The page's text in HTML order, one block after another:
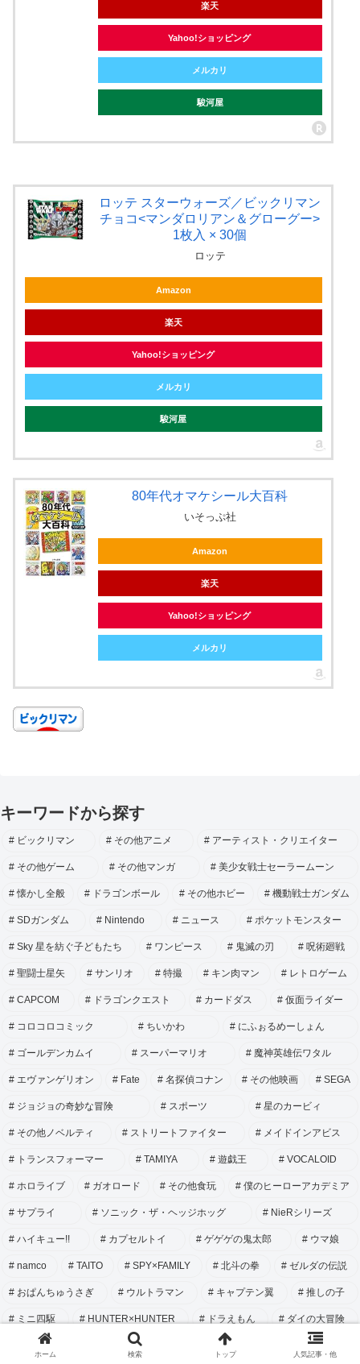
楽天
Yahoo!ショッピング
メルカリ
駿河屋
ロッテ スターウォーズ／ビックリマン
チョコ<マンダロリアン＆グローグー>
1枚入 × 30個
ロッテ
Amazon
楽天
Yahoo!ショッピング
メルカリ
駿河屋
80年代オマケシール大百科
いそっぷ社
Amazon
楽天
Yahoo!ショッピング
メルカリ
キーワードから探す
ビックリマン その他アニメ アーティスト・クリエイター
その他ゲーム その他マンガ 美少女戦士セーラームーン
懐かし全般 ドラゴンボール その他ホビー 機動戦士ガンダム
SDガンダム Nintendo ニュース ポケットモンスター
Sky 星を紡ぐ子どもたち ワンピース 鬼滅の刃 呪術廻戦
聖闘士星矢 サンリオ 特撮 キン肉マン レトロゲーム
CAPCOM ドラゴンクエスト カードダス 仮面ライダー
コロコロコミック ちいかわ にふぉるめーしょん
ゴールデンカムイ スーパーマリオ 魔神英雄伝ワタル
エヴァンゲリオン Fate 名探偵コナン その他映画 SEGA
ジョジョの奇妙な冒険 スポーツ 星のカービィ
その他ノベルティ ストリートファイター メイドインアビス
トランスフォーマー TAMIYA 遊戯王 VOCALOID
ホロライブ ガオロード その他食玩 僕のヒーローアカデミア
サプライ ソニック・ザ・ヘッジホッグ NieRシリーズ
ハイキュー!! カプセルトイ ゲゲゲの鬼太郎 ウマ娘
namco TAITO SPY×FAMILY 北斗の拳 ゼルダの伝説
おぱんちゅうさぎ ウルトラマン キャプテン翼 推しの子
ミニ四駆 HUNTER×HUNTER ドラえもん ダイの大冒険
NARUTO キングダム NEOGEO 忍たま乱太郎
ホーム 検索 トップ 人気記事・他